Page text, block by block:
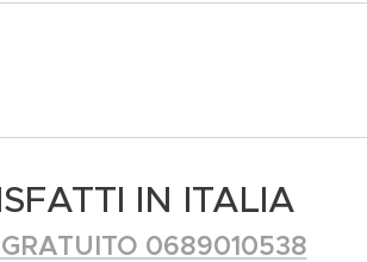
IN ITALIA
0689010538